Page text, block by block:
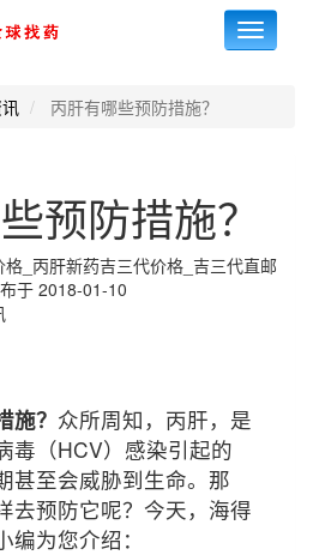
Toggle
丙肝有哪些预防措施？
预防措施？
格_丙肝新药吉三代价格_吉三代直邮
于 2018-01-10
施？ 众所周知，丙肝，是
毒（HCV）感染引起的
甚至会威胁到生命。那
去预防它呢？今天，海得
编为您介绍：